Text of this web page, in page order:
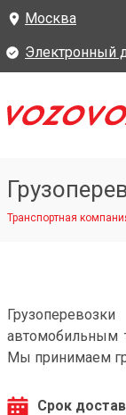
Москва
Электронный
Транспортная
автомобильным
Мы принимаем
Срок